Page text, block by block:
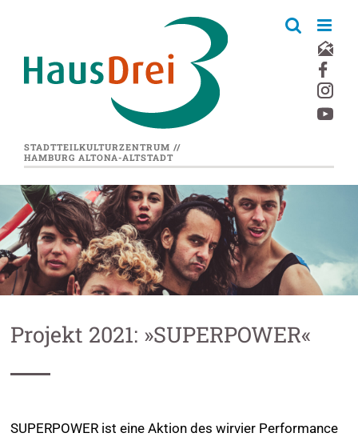
STADTTEILKULTURZENTRUM //
HAMBURG ALTONA-ALTSTADT
Projekt 2021: »SUPERPOWER«
SUPERPOWER ist eine Aktion des wirvier Performance